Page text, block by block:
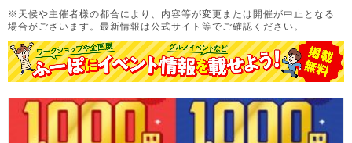
※天候や主催者様の都合により、内容等が変更または開催が中止となる
場合がございます。 最新情報は公式サイト等でご確認ください。